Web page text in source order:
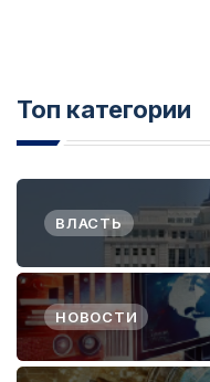
Топ категории
ВЛАСТЬ
НОВОСТИ